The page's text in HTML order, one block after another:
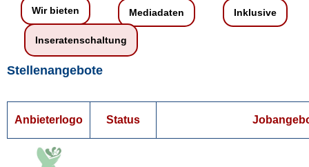
Wir bieten Mediadaten Inklusive
Inseratenschaltung
Stellenangebote
Anbieterlogo Status